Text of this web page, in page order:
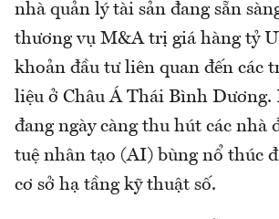
nhà quản lý tài sản đang sẵn
thương vụ M&A trị giá hàng tỷ
khoản đầu tư liên quan đến các
liệu ở Châu Á Thái Bình Dương.
đang ngày càng thu hút các nhà
tuệ nhân tạo (AI) bùng nổ thúc
cơ sở hạ tầng kỹ thuật số.